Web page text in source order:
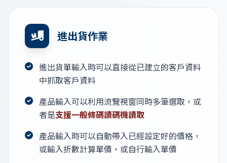
進出貨作業
進出貨單輸入時可以直接從已建立的客戶資料
中抓取客戶資料
產品輸入可以利用流覽視窗同時多筆選取，或
者是支援一般條碼讀碼機讀取
產品輸入時可以自動帶入已經設定好的價格，
或輸入折數計算單價，或自行輸入單價